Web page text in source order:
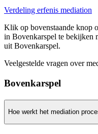
Verdeling erfenis mediation
Klik op bovenstaande knop
in Bovenkarspel te bekijken
uit Bovenkarspel.
Veelgestelde vragen over
Bovenkarspel
Hoe werkt het mediation